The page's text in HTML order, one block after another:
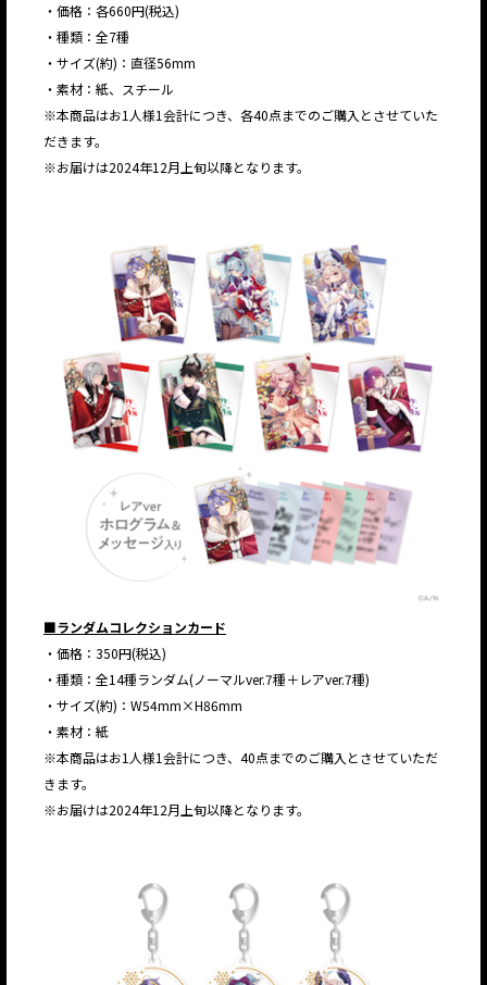
・価格：各660円(税込)
・種類：全7種
・サイズ(約)：直径56mm
・素材：紙、スチール
※本商品はお1人様1会計につき、各40点までのご購入とさせていた
だきます。
※お届けは2024年12月上旬以降となります。
■ランダムコレクションカード
・価格：350円(税込)
・種類：全14種ランダム(ノーマルver.7種＋レアver.7種)
・サイズ(約)：W54mm×H86mm
・素材：紙
※本商品はお1人様1会計につき、40点までのご購入とさせていただ
きます。
※お届けは2024年12月上旬以降となります。